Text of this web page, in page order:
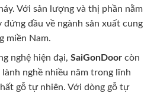
Với sản lượng và thị phần nằm
đầu về ngành sản xuất cung
miền Nam.
nghệ hiện đại, SaiGonDoor còn
nghề nhiều năm trong lĩnh
gỗ tự nhiên. Với dòng gỗ tự